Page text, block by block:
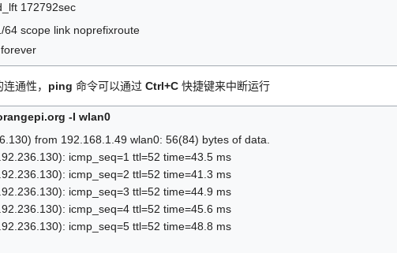
172792sec
scope link noprefixroute
通性， ping 命令可以通过 Ctrl+C 快捷键来中断运行
-I wlan0
from 192.168.1.49 wlan0: 56(84) bytes of data.
icmp_seq=1 ttl=52 time=43.5 ms
icmp_seq=2 ttl=52 time=41.3 ms
icmp_seq=3 ttl=52 time=44.9 ms
icmp_seq=4 ttl=52 time=45.6 ms
icmp_seq=5 ttl=52 time=48.8 ms